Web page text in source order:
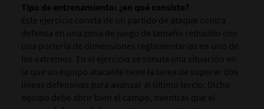
Tipo de entrenamiento: ¿en qué consiste?
Este ejercicio consta de un partido de ataque contra
defensa en una zona de juego de tamaño reducido con
una portería de dimensiones reglamentarias en uno de
los extremos. En el ejercicio se simula una situación en
la que un equipo atacante tiene la tarea de superar dos
líneas defensivas para avanzar al último tercio. Dicho
equipo debe abrir bien el campo, mientras que el